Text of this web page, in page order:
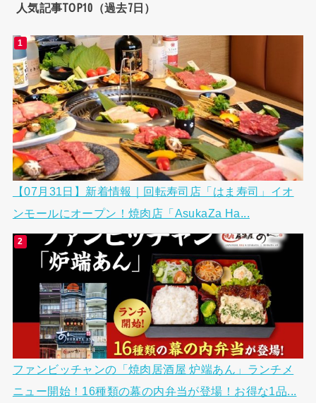
人気記事TOP10（過去7日）
【07月31日】新着情報｜回転寿司店「はま寿司」イオ
ンモールにオープン！焼肉店「AsukaZa Ha...
ファンビッチャンの「焼肉居酒屋 炉端あん」ランチメ
ニュー開始！16種類の幕の内弁当が登場！お得な1品...